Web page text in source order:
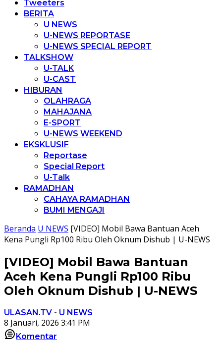
Tweeters
BERITA
U NEWS
U-NEWS REPORTASE
U-NEWS SPECIAL REPORT
TALKSHOW
U-TALK
U-CAST
HIBURAN
OLAHRAGA
MAHAJANA
E-SPORT
U-NEWS WEEKEND
EKSKLUSIF
Reportase
Special Report
U-Talk
RAMADHAN
CAHAYA RAMADHAN
BUMI MENGAJI
Beranda U NEWS [VIDEO] Mobil Bawa Bantuan Aceh
Kena Pungli Rp100 Ribu Oleh Oknum Dishub | U-NEWS
[VIDEO] Mobil Bawa Bantuan
Aceh Kena Pungli Rp100 Ribu
Oleh Oknum Dishub | U-NEWS
ULASAN.TV - U NEWS
8 Januari, 2026 3:41 PM
Komentar